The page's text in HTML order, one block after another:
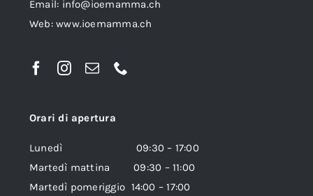
Email: info@ioemamma.ch
Web:www.ioemamma.ch
Orari di apertura
Lunedì 09:30 – 17:00
Martedì mattina 09:30 – 11:00
Martedì pomeriggio 14:00 – 17:00